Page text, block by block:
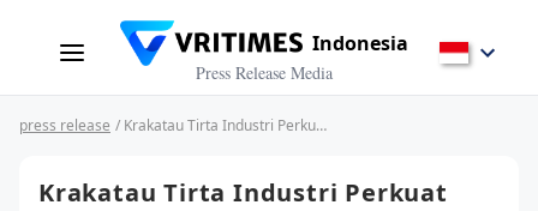
Indonesia
Press Release Media
press release / Krakatau Tirta Industri Perkuat Komitmen Dukungan Terhadap UMKM Melalui Program "BENIH UMKM" Sejak tahun 2022
Krakatau Tirta Industri Perkuat